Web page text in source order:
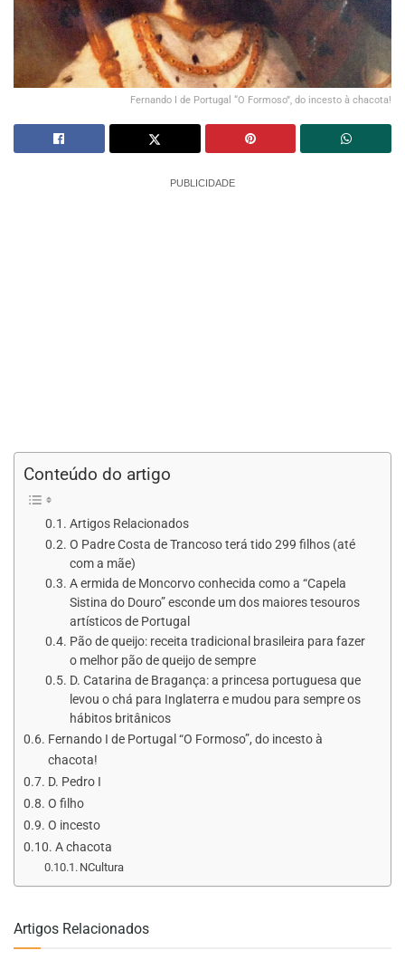
Fernando I de Portugal “O Formoso”, do incesto à chacota!
PUBLICIDADE
Conteúdo do artigo
Artigos Relacionados
O Padre Costa de Trancoso terá tido 299 filhos (até
com a mãe)
A ermida de Moncorvo conhecida como a “Capela
Sistina do Douro” esconde um dos maiores tesouros
artísticos de Portugal
Pão de queijo: receita tradicional brasileira para fazer
o melhor pão de queijo de sempre
D. Catarina de Bragança: a princesa portuguesa que
levou o chá para Inglaterra e mudou para sempre os
hábitos britânicos
Fernando I de Portugal “O Formoso”, do incesto à
chacota!
D. Pedro I
O filho
O incesto
A chacota
NCultura
Artigos Relacionados